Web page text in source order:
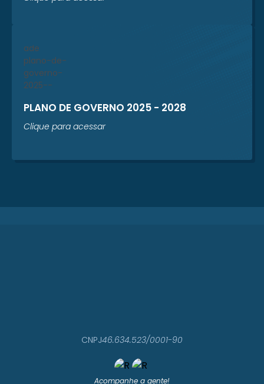
PLANO DE GOVERNO 2025 - 2028
Clique para acessar
Acompanhe a gente!
CNPJ46.634.523/0001-90